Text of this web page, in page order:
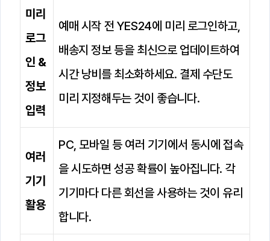
미리
로그
인 &
정보
입력
예매 시작 전 YES24에 미리 로그인하고,
배송지 정보 등을 최신으로 업데이트하여
시간 낭비를 최소화하세요. 결제 수단도
미리 지정해두는 것이 좋습니다.
여러
기기
활용
PC, 모바일 등 여러 기기에서 동시에 접속
을 시도하면 성공 확률이 높아집니다. 각
기기마다 다른 회선을 사용하는 것이 유리
합니다.